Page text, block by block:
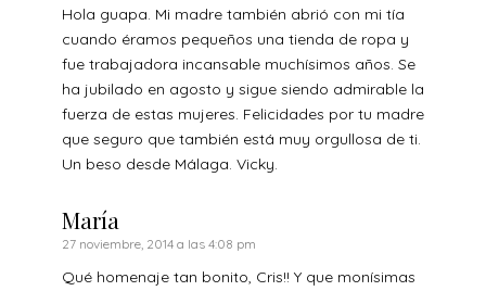
Hola guapa. Mi madre también abrió con mi tía
cuando éramos pequeños una tienda de ropa y
fue trabajadora incansable muchísimos años. Se
ha jubilado en agosto y sigue siendo admirable la
fuerza de estas mujeres. Felicidades por tu madre
que seguro que también está muy orgullosa de ti.
Un beso desde Málaga. Vicky.
María
27 noviembre, 2014 a las 4:08 pm
Qué homenaje tan bonito, Cris!! Y que monísimas